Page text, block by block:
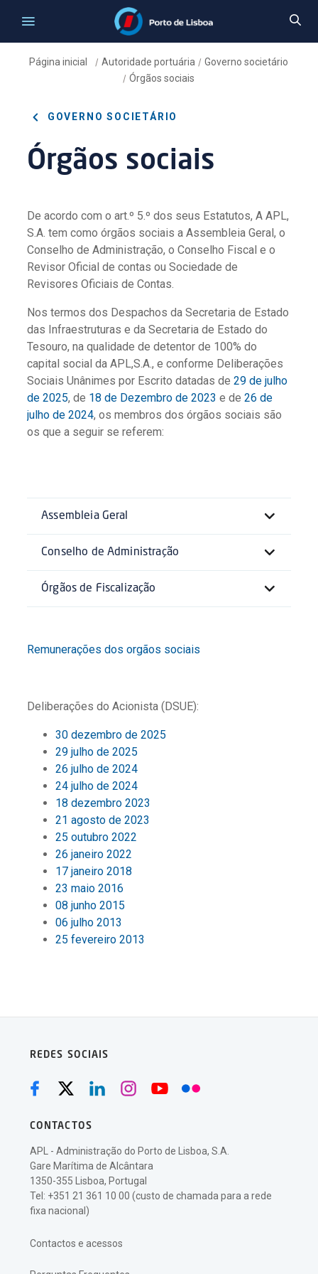
Página inicial /Autoridade portuária /Governo societário
/Órgãos sociais
GOVERNO SOCIETÁRIO
Órgãos sociais
De acordo com o art.º 5.º dos seus Estatutos, A APL,
S.A. tem como órgãos sociais a Assembleia Geral, o
Conselho de Administração, o Conselho Fiscal e o
Revisor Oficial de contas ou Sociedade de
Revisores Oficiais de Contas.
Nos termos dos Despachos da Secretaria de Estado
das Infraestruturas e da Secretaria de Estado do
Tesouro, na qualidade de detentor de 100% do
capital social da APL,S.A., e conforme Deliberações
Sociais Unânimes por Escrito datadas de29 de julho
de 2025, de 18 de Dezembro de 2023 e de26 de
julho de 2024, os membros dos órgãos sociais são
os que a seguir se referem:
Assembleia Geral
Conselho de Administração
Órgãos de Fiscalização
Remunerações dos orgãos sociais
Deliberações do Acionista (DSUE):
30 dezembro de 2025
29 julho de 2025
26 julho de 2024
24 julho de 2024
18 dezembro 2023
21 agosto de 2023
25 outubro 2022
26 janeiro 2022
17 janeiro 2018
23 maio 2016
08 junho 2015
06 julho 2013
25 fevereiro 2013
REDES SOCIAIS
CONTACTOS
APL - Administração do Porto de Lisboa, S.A.
Gare Marítima de Alcântara
1350-355 Lisboa, Portugal
Tel: +351 21 361 10 00 (custo de chamada para a rede
fixa nacional)
Contactos e acessos